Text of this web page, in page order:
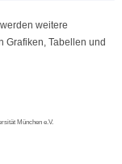
weitere
Grafiken, Tabellen und
München e.V.